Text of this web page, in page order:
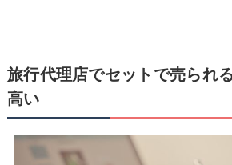
旅行代理店でセットで売られ
高い